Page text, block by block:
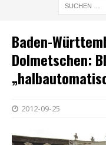
Baden-
Dolmetschen:
2012-09-25